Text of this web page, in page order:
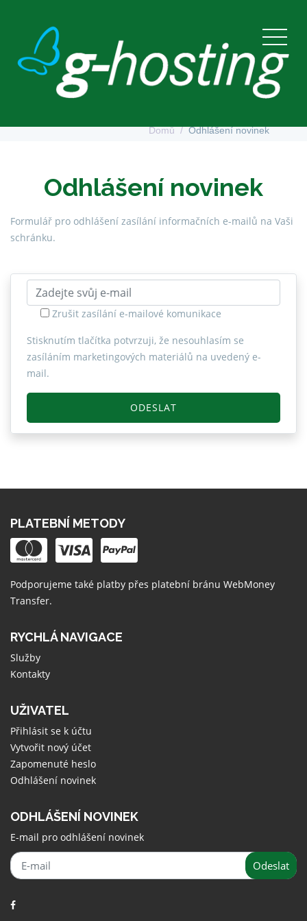
Domů Odhlášení novinek
Odhlášení novinek
Formulář pro odhlášení zasílání informačních e-mailů na Vaši
schránku.
Zrušit zasílání e-mailové komunikace
Stisknutím tlačítka potvrzuji, že nesouhlasím se
zasíláním marketingových materiálů na uvedený e-
mail.
ODESLAT
PLATEBNÍ METODY
Podporujeme také platby přes platební bránu WebMoney
Transfer.
RYCHLÁ NAVIGACE
Služby
Kontakty
UŽIVATEL
Přihlásit se k účtu
Vytvořit nový účet
Zapomenuté heslo
Odhlášení novinek
ODHLÁŠENÍ NOVINEK
E-mail pro odhlášení novinek
Odeslat